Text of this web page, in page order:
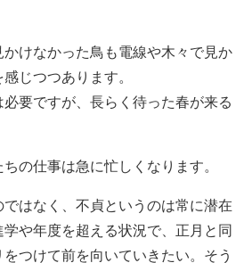
けなかった鳥も電線や木々で見か
じつつあります。
要ですが、長らく待った春が来る
の仕事は急に忙しくなります。
はなく、不貞というのは常に潜在
や年度を超える状況で、正月と同
つけて前を向いていきたい。そう